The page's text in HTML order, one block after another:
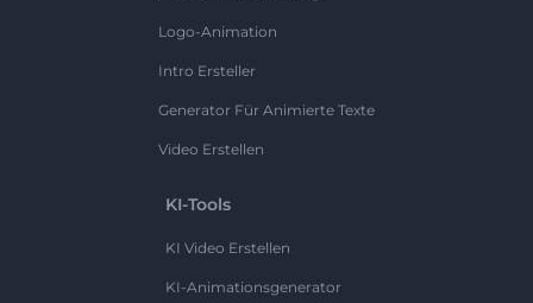
Logo-Animation
Intro Ersteller
Generator Für Animierte Texte
Video Erstellen
KI-Tools
KI Video Erstellen
KI-Animationsgenerator